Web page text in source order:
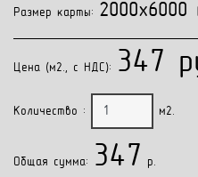
Размер карты: 2000x6000
Цена (м2., с НДС): 347
Количество : м2.
Общая сумма: 347 p.